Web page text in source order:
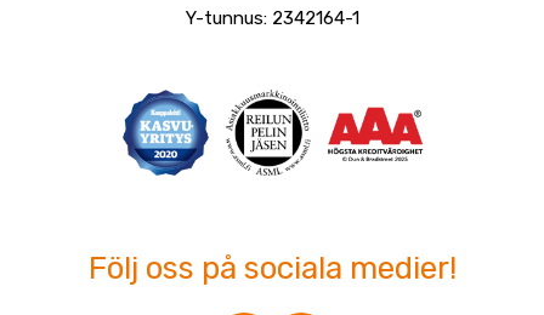
Y-tunnus: 2342164-1
Följ oss på sociala medier!